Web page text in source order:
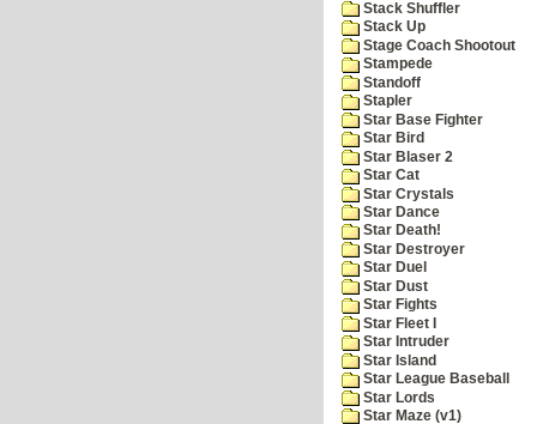
Stack Shuffler
Stack Up
Stage Coach Shootout
Stampede
Standoff
Stapler
Star Base Fighter
Star Bird
Star Blaser 2
Star Cat
Star Crystals
Star Dance
Star Death!
Star Destroyer
Star Duel
Star Dust
Star Fights
Star Fleet I
Star Intruder
Star Island
Star League Baseball
Star Lords
Star Maze (v1)